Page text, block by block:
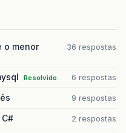
o menor 36 respostas
Resolvido 6 respostas
9 respostas
2 respostas